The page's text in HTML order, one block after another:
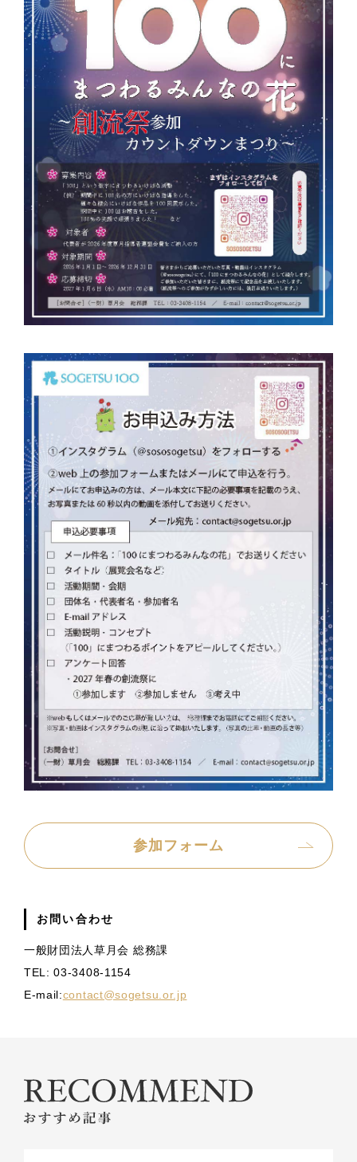
参加フォーム
お問い合わせ
一般財団法人草月会 総務課
TEL: 03-3408-1154
E-mail:contact@sogetsu.or.jp